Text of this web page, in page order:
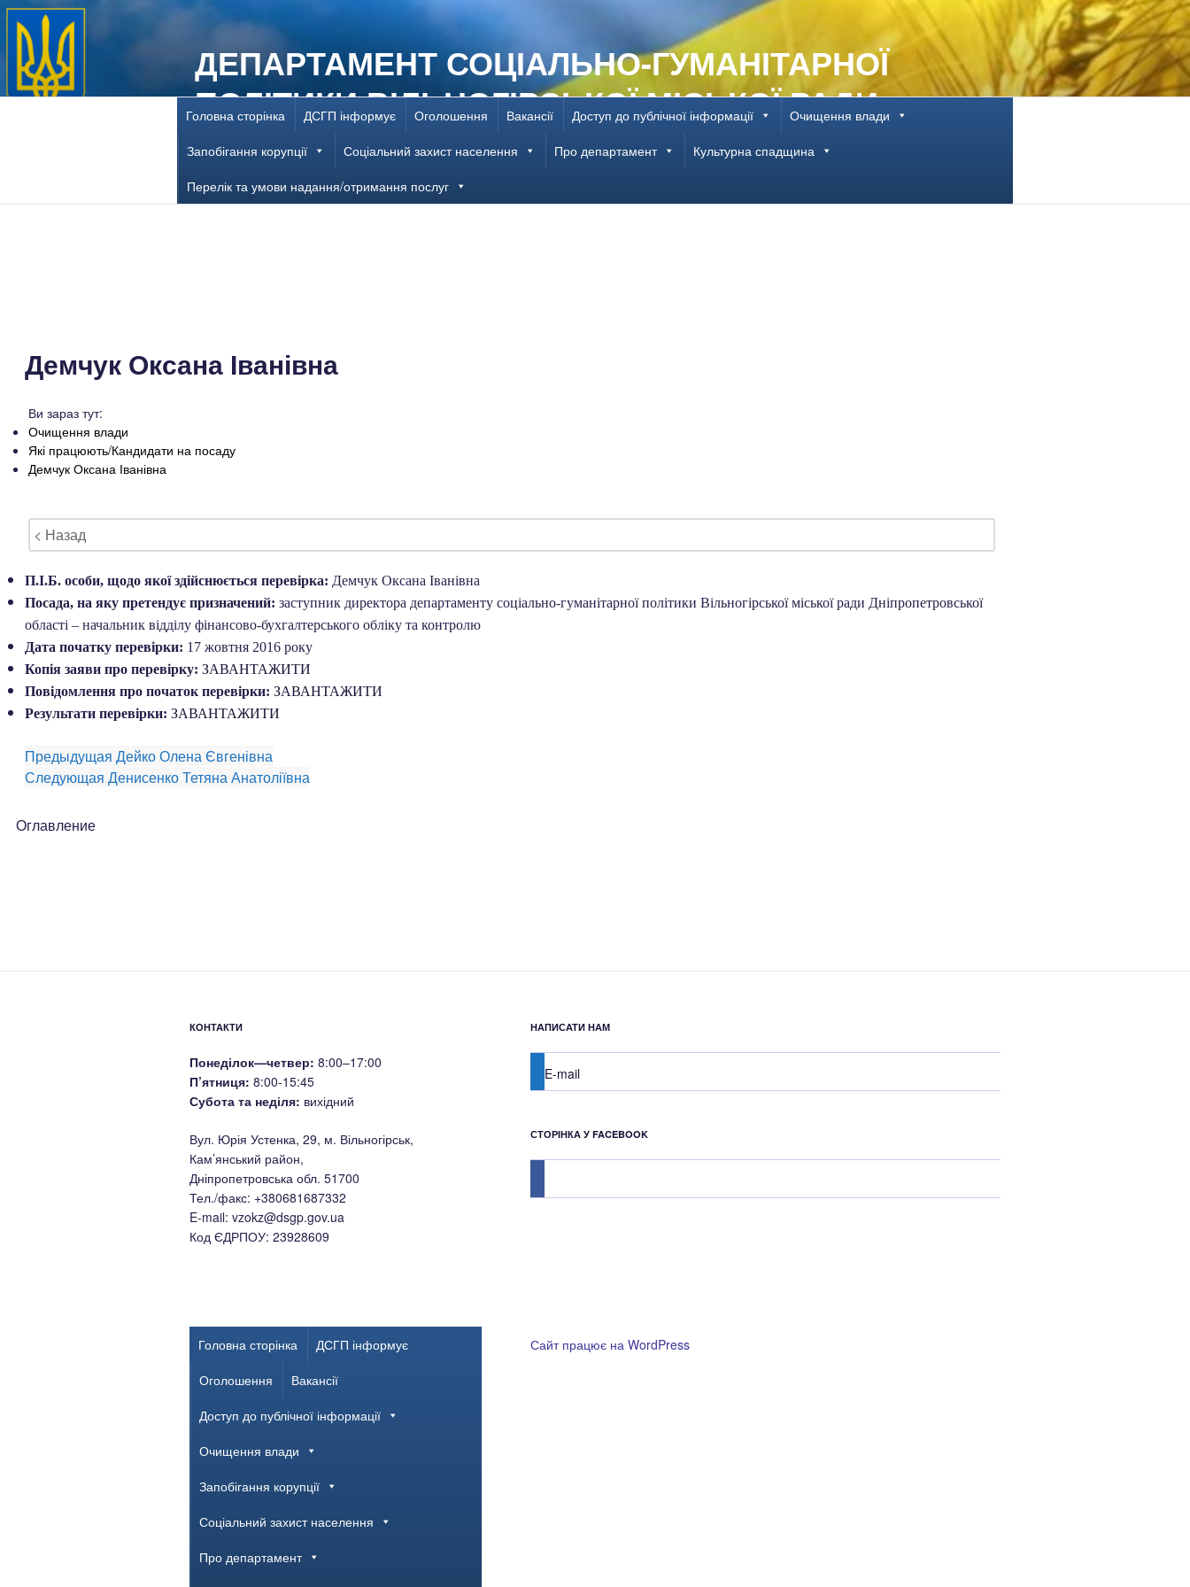
Перейти
вмісту
ДЕПАРТАМЕНТ СОЦІАЛЬНО-ГУМАНІТАРНОЇ
ПОЛІТИКИ ВІЛЬНОГІРСЬКОЇ МІСЬКОЇ РАДИ
ДНІПРОПЕТРОВСЬКОЇ ОБЛАСТІ
Головна сторінка ДСГП інформує Оголошення Вакансії Доступ до публічної інформації
Очищення влади
Запобігання корупції
Соціальний захист населення Про департамент
Культурна спадщина
Перелік та умови надання/отримання послуг
Демчук Оксана Іванівна
Ви зараз тут:
Очищення влади
Які працюють/Кандидати на посаду
Демчук Оксана Іванівна
< Назад
П.І.Б. особи, щодо якої здійснюється перевірка: Демчук Оксана Іванівна
Посада, на яку претендує призначений: заступник директора департаменту соціально-гуманітарної політики Вільногірської міської ради Дніпропетровської
області – начальник відділу фінансово-бухгалтерського обліку та контролю
Дата початку перевірки: 17 жовтня 2016 року
Копія заяви про перевірку: ЗАВАНТАЖИТИ
Повідомлення про початок перевірки: ЗАВАНТАЖИТИ
Результати перевірки: ЗАВАНТАЖИТИ
Предыдущая Дейко Олена Євгенівна
Следующая Денисенко Тетяна Анатоліївна
Оглавление
КОНТАКТИ
Понеділок—четвер: 8:00–17:00
П’ятниця: 8:00-15:45
Субота та неділя: вихідний
Вул. Юрія Устенка, 29, м. Вільногірськ,
Кам’янський район,
Дніпропетровська обл. 51700
Тел./факс: +380681687332
E-mail: vzokz@dsgp.gov.ua
Код ЄДРПОУ: 23928609
НАПИСАТИ НАМ
E-mail
СТОРІНКА У FACEBOOK
Головна сторінка
ДСГП інформує
Оголошення
Вакансії
Доступ до публічної інформації
Очищення влади
Запобігання корупції
Соціальний захист населення
Про департамент
Сайт працює на WordPress